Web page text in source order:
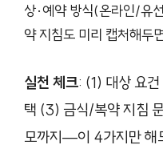
상·예약 방식(온라인/유
약 지침도 미리 캡처해두
실천 체크: (1) 대상 요
택 (3) 금식/복약 지침
모까지—이 4가지만 해